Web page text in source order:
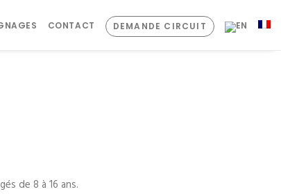
CONTACT DEMANDE CIRCUIT
de 8 à 16 ans.